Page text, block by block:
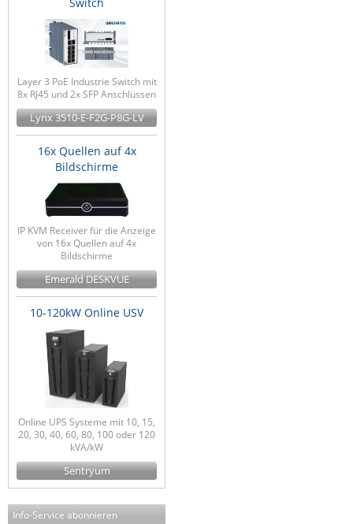
Layer 3 PoE Industrie Switch mit
8x RJ45 und 2x SFP Anschlüssen
Lynx 3510-E-F2G-P8G-LV
16x Quellen auf 4x
Bildschirme
IP KVM Receiver für die Anzeige
von 16x Quellen auf 4x
Bildschirme
Emerald DESKVUE
10-120kW Online USV
Online UPS Systeme mit 10, 15,
20, 30, 40, 60, 80, 100 oder 120
kVA/kW
Sentryum
Info-Service abonnieren